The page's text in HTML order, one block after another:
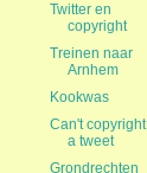
Twitter en
copyright
Treinen naar
Arnhem
Kookwas
Can't copyright
a tweet
Grondrechten